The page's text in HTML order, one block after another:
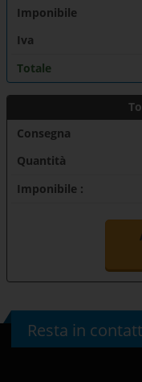
Imponibile
Iva
Totale
Consegna
Quantità
Imponibile :
Resta in